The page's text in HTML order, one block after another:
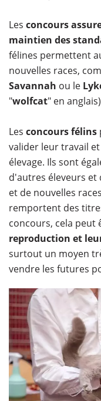
Les concours
maintien des
félines permettent
nouvelles races,
Savannah ou le
"wolfcat" en
Les concours félins
valider leur travail
élevage. Ils sont
d'autres éleveurs et
et de nouvelles
remportent des
concours, cela peut
reproduction et
surtout un moyen
vendre les futures